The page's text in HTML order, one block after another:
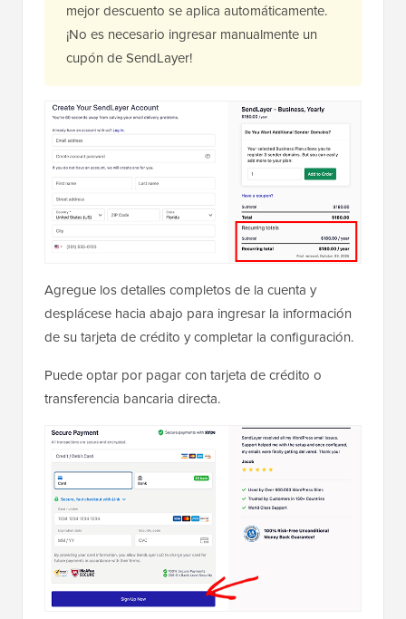
mejor descuento se aplica automáticamente.
¡No es necesario ingresar manualmente un
cupón de SendLayer!
Agregue los detalles completos de la cuenta y
desplácese hacia abajo para ingresar la información
de su tarjeta de crédito y completar la configuración.
Puede optar por pagar con tarjeta de crédito o
transferencia bancaria directa.